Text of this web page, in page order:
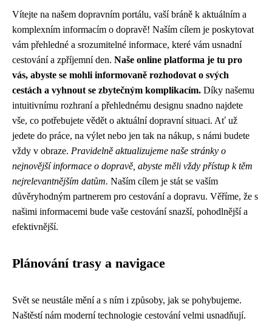
Vítejte na našem dopravním portálu, vaší bráně k aktuálním a
komplexním informacím o dopravě! Naším cílem je poskytovat
vám přehledné a srozumitelné informace, které vám usnadní
cestování a zpříjemní den. Naše online platforma je tu pro
vás, abyste se mohli informovaně rozhodovat o svých
cestách a vyhnout se zbytečným komplikacím. Díky našemu
intuitivnímu rozhraní a přehlednému designu snadno najdete
vše, co potřebujete vědět o aktuální dopravní situaci. Ať už
jedete do práce, na výlet nebo jen tak na nákup, s námi budete
vždy v obraze. Pravidelně aktualizujeme naše stránky o
nejnovější informace o dopravě, abyste měli vždy přístup k těm
nejrelevantnějším datům. Naším cílem je stát se vaším
důvěryhodným partnerem pro cestování a dopravu. Věříme, že s
našimi informacemi bude vaše cestování snazší, pohodlnější a
efektivnější.
Plánování trasy a navigace
Svět se neustále mění a s ním i způsoby, jak se pohybujeme.
Naštěstí nám moderní technologie cestování velmi usnadňují.